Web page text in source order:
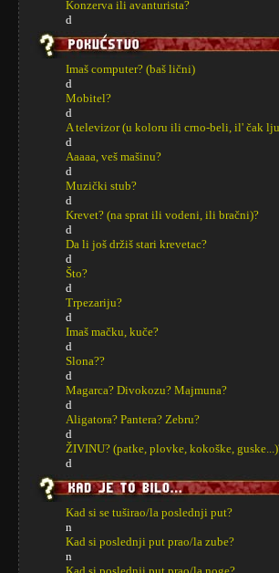
Konzerva ili avanturista?
d
Imaš computer? (baš lični)
d
Mobitel?
d
A televizor (u koloru ili crno-beli, il' čak
d
Aaaaa, veš mašinu?
d
Muzički stub?
d
Krevet? (na sprat ili vodeni, ili bračni)?
d
Da li još držiš stari krevetac?
d
Što?
d
Trpezariju?
d
Imaš mačku, kuče?
d
Slona??
d
Magarca? Divokozu? Majmuna?
d
Aligatora? Pantera? Zebru?
d
ŽIVINU? (patke, plovke, kokoške,
d
Kad si se tuširao/la poslednji put?
n
Kad si poslednji put prao/la zube?
n